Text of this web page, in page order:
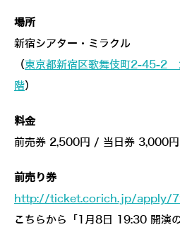
場所
新宿シアター・ミラクル
（東京都新宿区歌舞伎町2-45-2
階）
料金
前売券 2,500円 / 当日券 3,000円
前売り券
http://ticket.corich.jp/apply/
こちらから「1月8日 19:30 開演